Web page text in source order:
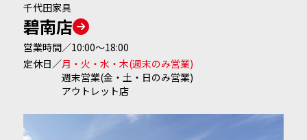
千代田家具
碧南店
営業時間／10:00～18:00
定休日／月・火・水・木(週末のみ営業)
週末営業(金・土・日のみ営業)
アウトレット店